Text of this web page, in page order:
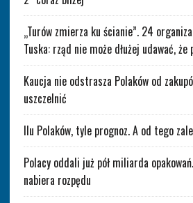
„Turów zmierza ku ścianie”. 24
Tuska: rząd nie może dłużej udawać,
Kaucja nie odstrasza Polaków od
uszczelnić
Ilu Polaków, tyle prognoz. A od tego
Polacy oddali już pół miliarda
nabiera rozpędu